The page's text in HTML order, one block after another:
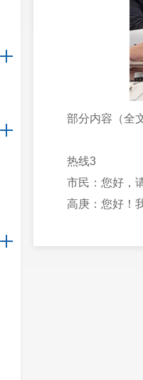
部分内容（全
热线3
市民：您好，
高庚：您好！
中间体相关业务。